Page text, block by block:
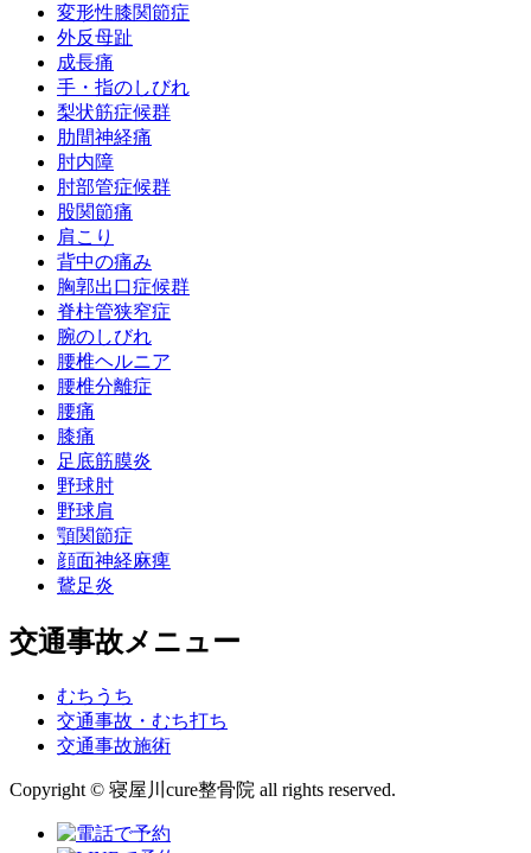
変形性膝関節症
外反母趾
成長痛
手・指のしびれ
梨状筋症候群
肋間神経痛
肘内障
肘部管症候群
股関節痛
肩こり
背中の痛み
胸郭出口症候群
脊柱管狭窄症
腕のしびれ
腰椎ヘルニア
腰椎分離症
腰痛
膝痛
足底筋膜炎
野球肘
野球肩
顎関節症
顔面神経麻痺
鵞足炎
交通事故メニュー
むちうち
交通事故・むち打ち
交通事故施術
Copyright © 寝屋川cure整骨院 all rights reserved.